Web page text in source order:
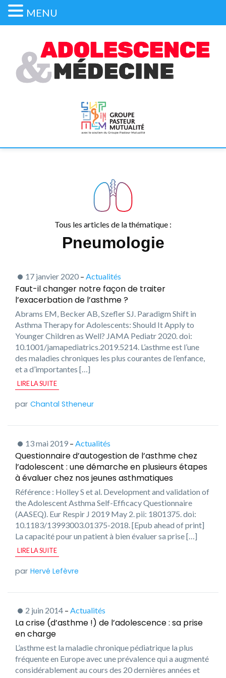
Tous les articles de la thématique :
Pneumologie
17 janvier 2020 – Actualités
Faut-il changer notre façon de traiter
l’exacerbation de l’asthme ?
Abrams EM, Becker AB, Szefler SJ. Paradigm Shift in
Asthma Therapy for Adolescents: Should It Apply to
Younger Children as Well? JAMA Pediatr 2020. doi:
10.1001/jamapediatrics.2019.5214. L’asthme est l’une
des maladies chroniques les plus courantes de l’enfance,
et a d’importantes […]
LIRE LA SUITE
Chantal Stheneur
13 mai 2019 – Actualités
Questionnaire d’autogestion de l’asthme chez
l’adolescent : une démarche en plusieurs étapes
à évaluer chez nos jeunes asthmatiques
Référence : Holley S et al. Development and validation of
the Adolescent Asthma Self-Efficacy Questionnaire
(AASEQ). Eur Respir J 2019 May 2. pii: 1801375. doi:
10.1183/13993003.01375-2018. [Epub ahead of print]
La capacité pour un patient à bien évaluer sa prise […]
LIRE LA SUITE
Hervé Lefèvre
2 juin 2014 – Actualités
La crise (d’asthme !) de l’adolescence : sa prise
en charge
L’asthme est la maladie chronique pédiatrique la plus
fréquente en Europe avec une prévalence qui a augmenté
considérablement au cours des 20 dernières années et
MENU